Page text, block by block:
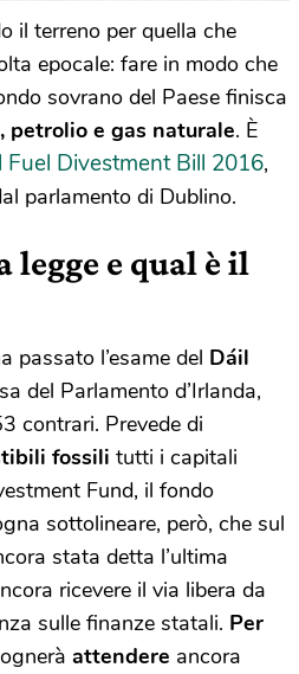
il terreno per quella che
epocale: fare in modo che
sovrano del Paese finisca
petrolio e gas naturale. È
Fuel Divestment Bill 2016,
parlamento di Dublino.
legge e qual è il
passato l’esame del Dáil
del Parlamento d’Irlanda,
contrari. Prevede di
fossili tutti i capitali
Fund, il fondo
sottolineare, però, che sul
stata detta l’ultima
ricevere il via libera da
sulle finanze statali. Per
attendere ancora